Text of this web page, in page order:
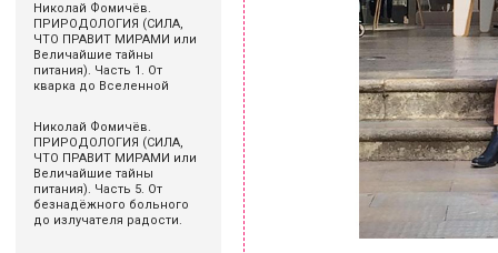
Николай Фомичёв.
ПРИРОДОЛОГИЯ (СИЛА,
ЧТО ПРАВИТ МИРАМИ или
Величайшие тайны
питания). Часть 1. От
кварка до Вселенной
Николай Фомичёв.
ПРИРОДОЛОГИЯ (СИЛА,
ЧТО ПРАВИТ МИРАМИ или
Величайшие тайны
питания). Часть 5. От
безнадёжного больного
до излучателя радости.